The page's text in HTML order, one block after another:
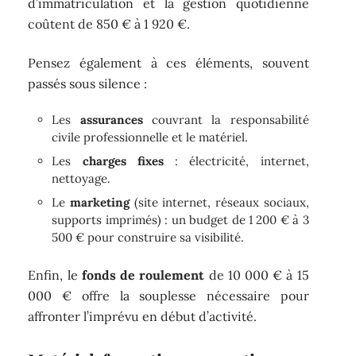
d’immatriculation et la gestion quotidienne
coûtent de 850 € à 1 920 €.
Pensez également à ces éléments, souvent
passés sous silence :
Les assurancescouvrant la responsabilité
civile professionnelle et le matériel.
Les charges fixes: électricité, internet,
nettoyage.
Lemarketing(site internet, réseaux sociaux,
supports imprimés) : un budget de 1 200 € à 3
500 € pour construire sa visibilité.
Enfin, le fonds de roulement de 10 000 € à 15
000 € offre la souplesse nécessaire pour
affronter l’imprévu en début d’activité.